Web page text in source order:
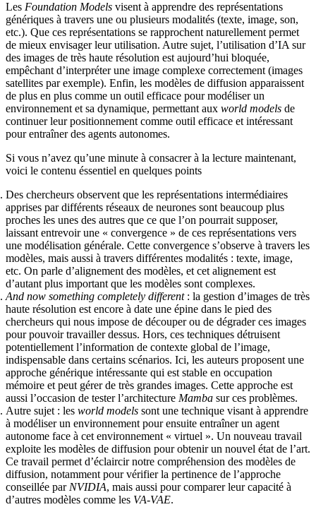
Les Foundation Models visent à apprendre des représentations
génériques à travers une ou plusieurs modalités (texte, image, son,
etc.). Que ces représentations se rapprochent naturellement permet
de mieux envisager leur utilisation. Autre sujet, l’utilisation d’IA sur
des images de très haute résolution est aujourd’hui bloquée,
empêchant d’interpréter une image complexe correctement (images
satellites par exemple). Enfin, les modèles de diffusion apparaissent
de plus en plus comme un outil efficace pour modéliser un
environnement et sa dynamique, permettant aux world models de
continuer leur positionnement comme outil efficace et intéressant
pour entraîner des agents autonomes.
Si vous n’avez qu’une minute à consacrer à la lecture maintenant,
voici le contenu éssentiel en quelques points
Des chercheurs observent que les représentations intermédiaires
apprises par différents réseaux de neurones sont beaucoup plus
proches les unes des autres que ce que l’on pourrait supposer,
laissant entrevoir une « convergence » de ces représentations vers
une modélisation générale. Cette convergence s’observe à travers les
modèles, mais aussi à travers différentes modalités : texte, image,
etc. On parle d’alignement des modèles, et cet alignement est
d’autant plus important que les modèles sont complexes.
And now something completely different: la gestion d’images de très
haute résolution est encore à date une épine dans le pied des
chercheurs qui nous impose de découper ou de dégrader ces images
pour pouvoir travailler dessus. Hors, ces techniques détruisent
potentiellement l’information de contexte global de l’image,
indispensable dans certains scénarios. Ici, les auteurs proposent une
approche générique intéressante qui est stable en occupation
mémoire et peut gérer de très grandes images. Cette approche est
aussi l’occasion de tester l’architecture Mamba sur ces problèmes.
Autre sujet : les world models sont une technique visant à apprendre
à modéliser un environnement pour ensuite entraîner un agent
autonome face à cet environnement « virtuel ». Un nouveau travail
exploite les modèles de diffusion pour obtenir un nouvel état de l’art.
Ce travail permet d’éclaircir notre compréhension des modèles de
diffusion, notamment pour vérifier la pertinence de l’approche
conseillée par NVIDIA, mais aussi pour comparer leur capacité à
d’autres modèles comme les VA-VAE.